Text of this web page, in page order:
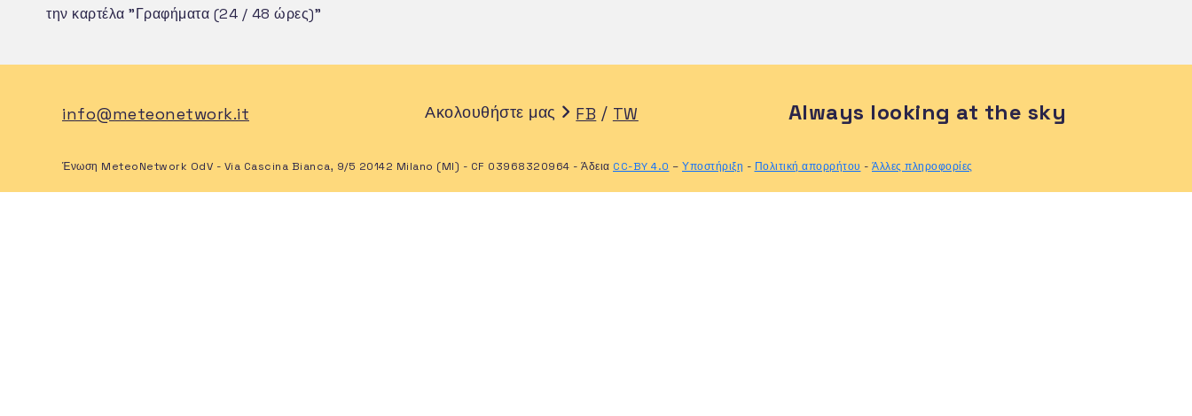
την καρτέλα "Γραφήματα (24 / 48 ώρες)"
info@meteonetwork.it Ακολουθήστε μας FB / TW Always looking at the sky
Ένωση MeteoNetwork OdV - Via Cascina Bianca, 9/5 20142 Milano (MI) - CF 03968320964 - Άδεια CC-BY 4.0 – Υποστήριξη - Πολιτική απορρήτου - Άλλες πληροφορίες